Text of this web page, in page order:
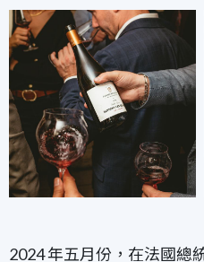
2024 年五月份，在法國總